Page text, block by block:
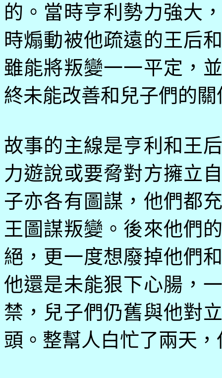
的。當時亨利勢力強大
時煽動被他疏遠的王后
雖能將叛變一一平定，
終未能改善和兒子們的關
故事的主線是亨利和王
力遊說或要脅對方擁立
子亦各有圖謀，他們都
王圖謀叛變。後來他們
絕，更一度想廢掉他們
他還是未能狠下心腸，
禁，兒子們仍舊與他對
頭。整幫人白忙了兩天